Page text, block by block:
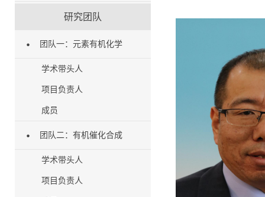
研究团队
团队一：元素有机化学
学术带头人
项目负责人
成员
团队二：有机催化合成
学术带头人
项目负责人